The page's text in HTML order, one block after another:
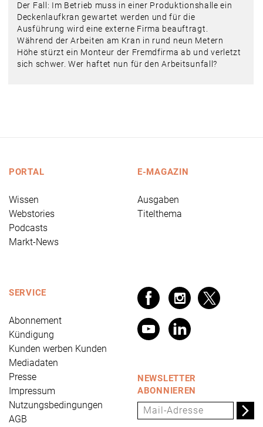
Der Fall: Im Betrieb muss in einer Produktionshalle ein
Deckenlaufkran gewartet werden und für die
Ausführung wird eine externe Firma beauftragt.
Während der Arbeiten am Kran in rund neun Metern
Höhe stürzt ein Monteur der Fremdfirma ab und verletzt
sich schwer. Wer haftet nun für den Arbeitsunfall?
PORTAL
Wissen
Webstories
Podcasts
Markt-News
E-MAGAZIN
Ausgaben
Titelthema
SERVICE
Abonnement
Kündigung
Kunden werben Kunden
Mediadaten
Presse
Impressum
Nutzungsbedingungen
AGB
NEWSLETTER
ABONNIEREN